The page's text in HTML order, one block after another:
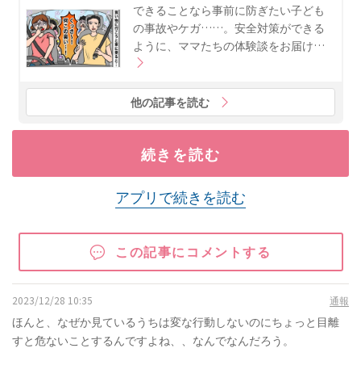
できることなら事前に防ぎたい子ども
の事故やケガ……。安全対策ができる
ように、ママたちの体験談をお届け…
他の記事を読む
続きを読む
アプリで続きを読む
この記事にコメントする
2023/12/28 10:35 通報
ほんと、なぜか見ているうちは変な行動しないのにちょっと目離
すと危ないことするんですよね、、なんでなんだろう。